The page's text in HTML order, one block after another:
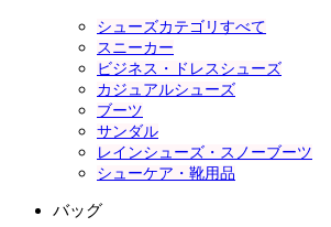
シューズカテゴリすべて
スニーカー
ビジネス・ドレスシューズ
カジュアルシューズ
ブーツ
サンダル
レインシューズ・スノーブーツ
シューケア・靴用品
バッグ